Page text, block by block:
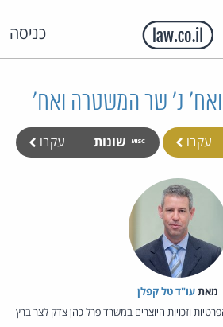
כניסה
עקבו שונות עקבו
מאת‏עו"ד טל קפלן
וזכויות היוצרים במשרד פרל כהן צדק לצר ברץ